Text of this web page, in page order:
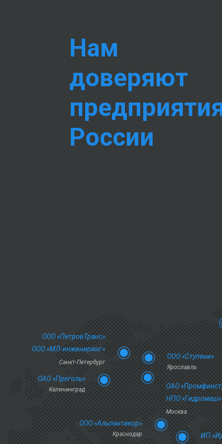
Нам
доверяют
России
ООО «Ступени»
Ярославль
ОАО
НПО «Гидромаш»
Москва
ИП
ООО «ПетровТранс»
ООО «МЛ-инжиниринг»
Санкт-Петербург
ОАО «Преголь»
Калининград
ООО «Альпантикор»
Краснодар